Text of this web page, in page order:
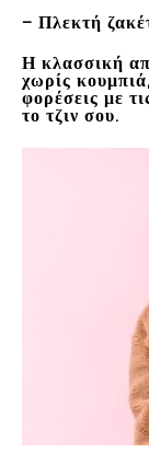
– Πλεκτή
Η κλασσική
χωρίς
φορέσεις με
το τζιν σου.